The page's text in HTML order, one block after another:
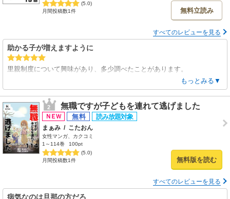
(5.0)
月間投稿数1件
無料立読み
すべてのレビューを見る
助かる子が増えますように
里親制度について興味があり、多少調べたことがあります。
使命感で始めて、家族も説得して、描かれていない部分でたくさん苦労
されただろうなと思います。
漫画では、赤ちゃんとのカワイイやり取りが多いので癒されて、重い話
にもなんとか付いていけます
素敵な家族が紹介する里親制度と、里子ちゃんの預かり日記のお話
ヨミホにて
もっとみる▼
2 無職ですが子どもを連れて逃げました
まぁみ / こたおん
女性マンガ、カクコミ
1～114巻
100pt
(5.0)
月間投稿数1件
無料版を読む
すべてのレビューを見る
病気なのは旦那の方だろ